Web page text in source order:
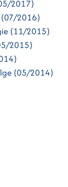
2017)
(07/2016)
(11/2015)
2015)
(05/2014)